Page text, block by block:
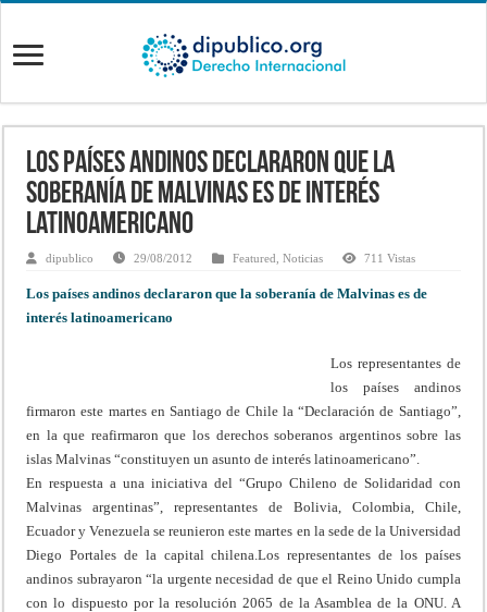
Los países andinos declararon que la
soberanía de Malvinas es de interés
latinoamericano
dipublico 29/08/2012 Featured ,Noticias 711 Vistas
Los países andinos declararon que la soberanía de Malvinas es de
interés latinoamericano
Los representantes de
los países andinos
firmaron este martes en Santiago de Chile la “Declaración de Santiago”,
en la que reafirmaron que los derechos soberanos argentinos sobre las
islas Malvinas “constituyen un asunto de interés latinoamericano”.
En respuesta a una iniciativa del “Grupo Chileno de Solidaridad con
Malvinas argentinas”, representantes de Bolivia, Colombia, Chile,
Ecuador y Venezuela se reunieron este martes en la sede de la Universidad
Diego Portales de la capital chilena.Los representantes de los países
andinos subrayaron “la urgente necesidad de que el Reino Unido cumpla
con lo dispuesto por la resolución 2065 de la Asamblea de la ONU. A